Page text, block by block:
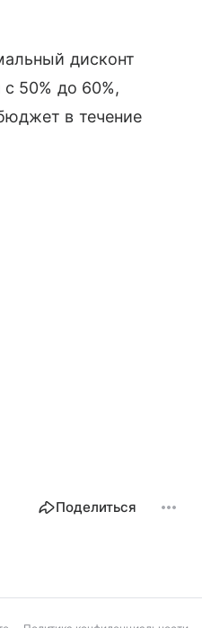
дисконт
50% до 60%,
в течение
Поделиться